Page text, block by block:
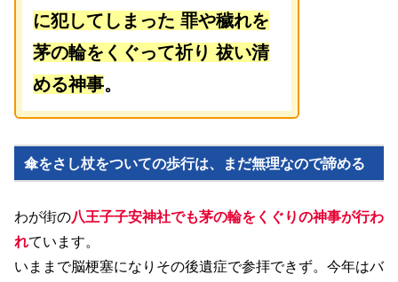
に犯してしまった 罪や穢れを
茅の輪をくぐって祈り 祓い清
める神事。
傘をさし杖をついての歩行は、まだ無理なので諦める
わが街の八王子子安神社でも茅の輪をくぐりの神事が行わ
れています。
いままで脳梗塞になりその後遺症で参拝できず。今年はバ